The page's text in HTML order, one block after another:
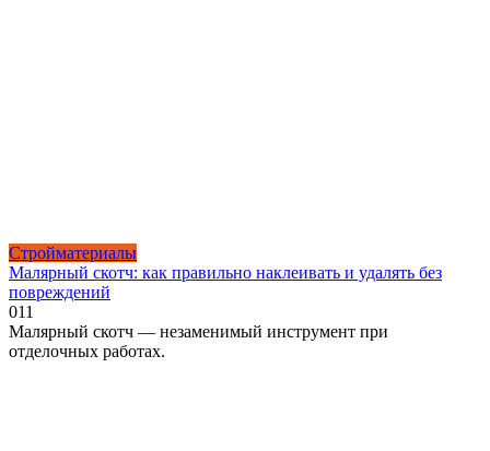
Стройматериалы
Малярный скотч: как правильно наклеивать и удалять без
повреждений
011
Малярный скотч — незаменимый инструмент при
отделочных работах.